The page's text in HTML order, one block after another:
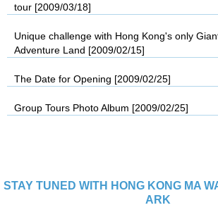
tour [2009/03/18]
Unique challenge with Hong Kong's only
Adventure Land [2009/02/15]
The Date for Opening [2009/02/25]
Group Tours Photo Album [2009/02/25]
STAY TUNED WITH HONG KONG MA
ARK